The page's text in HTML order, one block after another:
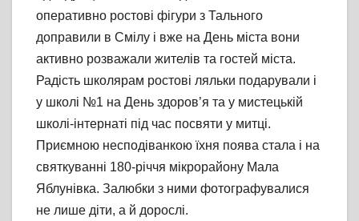
оперативно ростові фігури з Тального
доправили в Смілу і вже на День міста вони
активно розважали жителів та гостей міста.
Радість школярам ростові ляльки подарували і
у школі №1 на День здоров’я та у мистецькій
школі-інтернаті під час посвяти у митці.
Приємною несподіванкою їхня поява стала і на
святкуванні 180-річчя мікрорайону Мала
Яблунівка. Залюбки з ними фотографувалися
не лише діти, а й дорослі.